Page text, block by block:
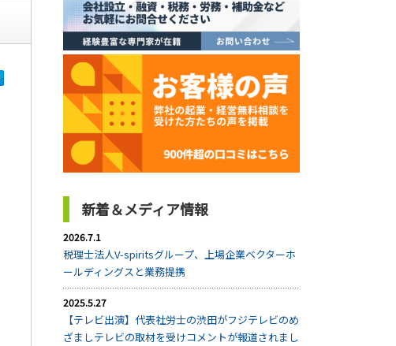
新着＆メディア情報
2026.7.1
税理士法人V-spiritsグループ、上場企業ベクターホ
ールディングスと業務提携
2025.5.27
【テレビ出演】代表社労士の渋田がフジテレビのめ
ざましテレビの取材を受けコメントが報道されまし